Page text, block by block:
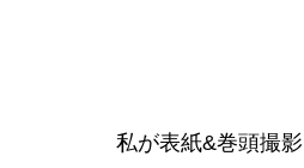
私が表紙&巻頭撮